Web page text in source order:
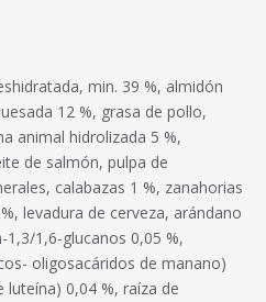
min. 39 %, almidón
12 %, grasa de pollo,
animal hidrolizada 5 %,
de salmón, pulpa de
calabazas 1 %, zanahorias
levadura de cerveza, arándano
1,6-glucanos 0,05 %,
oligosacáridos de manano)
luteína) 0,04 %, raíza de